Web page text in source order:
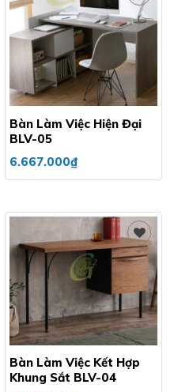
Add to
wishlist
Bàn Làm Việc Hiện Đại
BLV-05
6.667.000₫
Add to
wishlist
Bàn Làm Việc Kết Hợp
Khung Sắt BLV-04